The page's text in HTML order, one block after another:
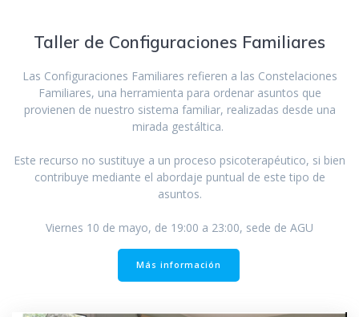
Taller de Configuraciones Familiares
Las Configuraciones Familiares refieren a las Constelaciones
Familiares, una herramienta para ordenar asuntos que
provienen de nuestro sistema familiar, realizadas desde una
mirada gestáltica.
Este recurso no sustituye a un proceso psicoterapéutico, si bien
contribuye mediante el abordaje puntual de este tipo de
asuntos.
Viernes 10 de mayo, de 19:00 a 23:00, sede de AGU
Más información